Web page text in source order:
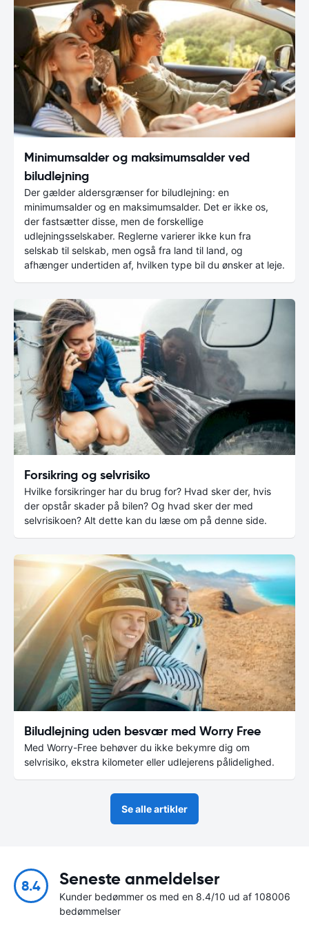
Minimumsalder og maksimumsalder ved
biludlejning
Der gælder aldersgrænser for biludlejning: en
minimumsalder og en maksimumsalder. Det er ikke os,
der fastsætter disse, men de forskellige
udlejningsselskaber. Reglerne varierer ikke kun fra
selskab til selskab, men også fra land til land, og
afhænger undertiden af, hvilken type bil du ønsker at leje.
Forsikring og selvrisiko
Hvilke forsikringer har du brug for? Hvad sker der, hvis
der opstår skader på bilen? Og hvad sker der med
selvrisikoen? Alt dette kan du læse om på denne side.
Biludlejning uden besvær med Worry Free
Med Worry-Free behøver du ikke bekymre dig om
selvrisiko, ekstra kilometer eller udlejerens pålidelighed.
Se alle artikler
8.4 Seneste anmeldelser
Kunder bedømmer os med en 8.4/10 ud af 108006
bedømmelser